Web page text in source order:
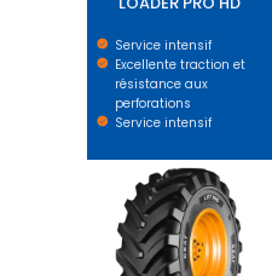
Service intensif
Excellente traction et
résistance aux
perforations
Service intensif